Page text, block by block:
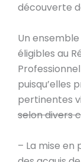
découverte
Un
éligibles au
puisqu’elles
pertinentes
selon divers
– La mise